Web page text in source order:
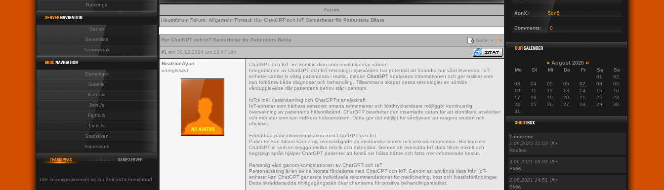
Rankings
Server
Serverliste
Teamspeak
Gametiger
Galerie
Kontakt
JoinUs
FightUs
LinkUs
Statistiken
Impressum
Der Teamspeakserver ist zur Zeit nicht erreichbar!
Forum
Hauptforum Forum: Allgemein Thread: Hur ChatGPT och IoT Samarbetar för Patientens Bästa
Hur ChatGPT och IoT Samarbetar för Patientens Bästa Seite: « 1 »
#1 am 30.12.2024 um 13:47 Uhr
BeatriceAyan
unregistriert
ChatGPT och IoT: En kombination som revolutionerar vården
Integrationen av ChatGPT och IoT-teknologi i sjukvården har potential att förändra hur vård levereras. IoT-
enheter samlar in viktig patientdata i realtid, medan ChatGPT analyserar informationen och ger insikter som
kan förbättra både diagnoser och behandling. Tillsammans skapar dessa teknologier en sömlös
vårdupplevelse där patientens behov står i centrum.
IoT:s roll i datainsamling och ChatGPT:s analyskraft
IoT-enheter som bärbara sensorer, smarta termometrar och blodtrycksmätare möjliggör kontinuerlig
övervakning av patientens hälsotillstånd. ChatGPT bearbetar den insamlade datan för att identifiera avvikelser
och mönster som kan indikera hälsoproblem. Detta gör det möjligt för vårdgivare att reagera snabbt och
effektivt.
Förbättrad patientkommunikation med ChatGPT och IoT
Patienter kan ibland känna sig överväldigade av medicinska termer och teknisk information. Här kommer
ChatGPT in som en brygga mellan teknik och människa. Genom att översätta IoT-data till ett enkelt och
begripligt språk hjälper ChatGPT patienter att förstå sin hälsa bättre och fatta mer informerade beslut.
Personlig vård genom kombinationen av ChatGPT och IoT
Personalisering är en av de största fördelarna med ChatGPT och IoT. Genom att använda data från IoT-
enheter kan ChatGPT generera individuella rekommendationer för medicinering, kost och livsstilsförändringar.
Detta skräddarsydda tillvägagångssätt ökar chanserna för positiva behandlingsresultat.
XonX: 5on5
Comments: 0
« August 2026 »
Mo Di Mi Do Fr Sa
So
01.
02.
03.
04. 05. 06. 07. 08.
09.
10.
11. 12. 13. 14. 15.
16.
17.
18. 19. 20. 21. 22.
23.
24.
25. 26. 27. 28. 29.
30.
31.
Timoreme
1.08.2025 15:52 Uhr
Realtek
3.06.2021 03:02 Uhr
BMW
2.06.2021 14:51 Uhr
BMW